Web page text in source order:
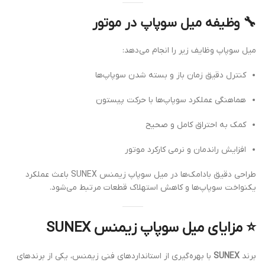
🔧 وظیفه میل سوپاپ در موتور
میل سوپاپ وظایف زیر را انجام می‌دهد:
کنترل دقیق زمان باز و بسته شدن سوپاپ‌ها
هماهنگی عملکرد سوپاپ‌ها با حرکت پیستون
کمک به احتراق کامل و صحیح
افزایش راندمان و نرمی کارکرد موتور
طراحی دقیق بادامک‌ها در میل سوپاپ زیمنس SUNEX باعث عملکرد
یکنواخت سوپاپ‌ها و کاهش استهلاک قطعات مرتبط می‌شود.
⭐مزایای میل سوپاپ زیمنس SUNEX
برند SUNEX با بهره‌گیری از استانداردهای فنی زیمنس، یکی از برندهای